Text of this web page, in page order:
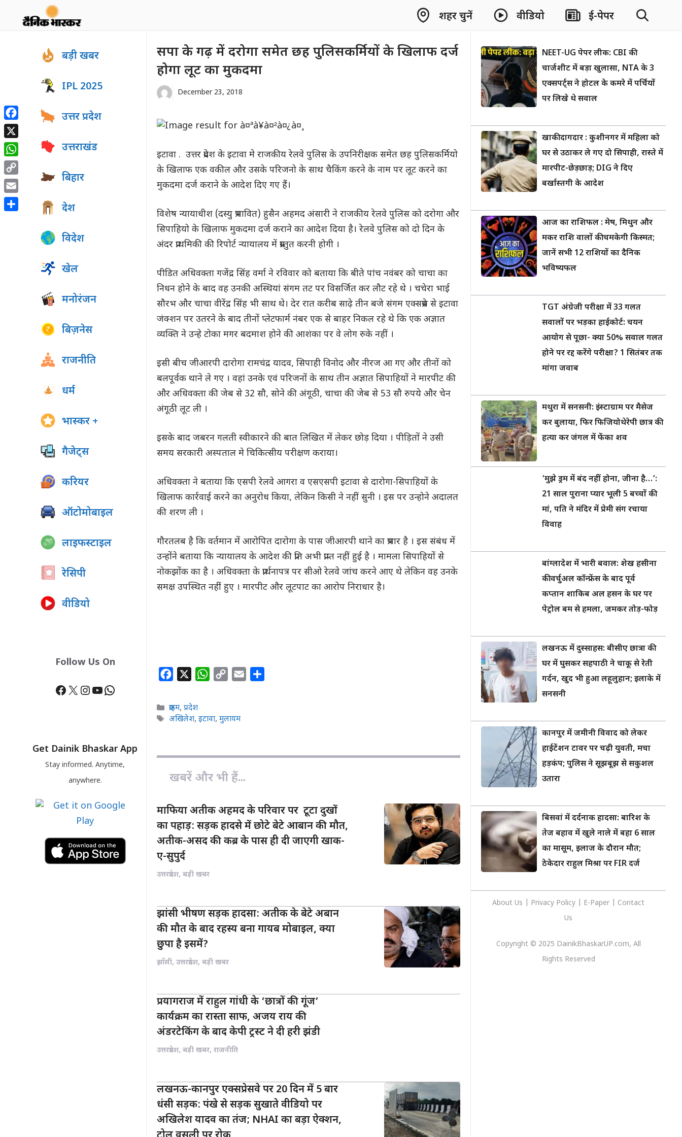
शहर चुनें वीडियो ई-पेपर
सपा के गढ़ में दरोगा समेत छह पुलिसकर्मियों के खिलाफ दर्ज
होगा लूट का मुकदमा
December 23, 2018
इटावा . उत्तर प्रदेश के इटावा मे राजकीय रेलवे पुलिस के उपनिरीक्षक समेत छह पुलिसकर्मियो
के खिलाफ एक वकील और उसके परिजनो के साथ चैकिंग करने के नाम पर लूट करने का
मुकदमा दर्ज कराने के आदेश दिए गए हैं।
विशेष न्यायाधीश (दस्यु प्रभावित) हुसैन अहमद अंसारी ने राजकीय रेलवे पुलिस को दरोगा और
सिपाहियो के खिलाफ मुकदमा दर्ज कराने का आदेश दिया है। रेलवे पुलिस को दो दिन के
अंदर प्राथमिकी की रिपोर्ट न्यायालय में प्रस्तुत करनी होगी ।
पीडित अधिवक्ता गजेंद्र सिंह वर्मा ने रविवार को बताया कि बीते पांच नवंबर को चाचा का
निधन होने के बाद वह उनकी अस्थियां संगम तट पर विसर्जित कर लौट रहे थे । चचेरा भाई
सौरभ और चाचा वीरेंद्र सिंह भी साथ थे। देर रात करीब साढ़े तीन बजे संगम एक्सप्रेस से इटावा
जंक्शन पर उतरने के बाद तीनों प्लेटफार्म नंबर एक से बाहर निकल रहे थे कि एक अज्ञात
व्यक्ति ने उन्हे टोका मगर बदमाश होने की आशंका पर वे लोग रुके नहीं ।
इसी बीच जीआरपी दारोगा रामचंद्र यादव, सिपाही विनोद और नीरज आ गए और तीनों को
बलपूर्वक थाने ले गए । वहां उनके एवं परिजनों के साथ तीन अज्ञात सिपाहियों ने मारपीट की
और अधिवक्ता की जेब से 32 सौ, सोने की अंगूठी, चाचा की जेब से 53 सौ रुपये और चेन
अंगूठी लूट ली ।
इसके बाद जबरन गलती स्वीकारने की बात लिखित में लेकर छोड़ दिया । पीड़ितों ने उसी
समय सरकारी अस्पताल मे चिकित्सीय परीक्षण कराया।
अधिवक्ता ने बताया कि एसपी रेलवे आगरा व एसएसपी इटावा से दारोगा-सिपाहियों के
खिलाफ कार्रवाई करने का अनुरोध किया, लेकिन किसी ने नहीं सुनी । इस पर उन्होने अदालत
की शरण ली ।
गौरतलब है कि वर्तमान में आरोपित दारोगा के पास जीआरपी थाने का प्रभार है । इस संबंध में
उन्होंने बताया कि न्यायालय के आदेश की प्रति अभी प्राप्त नहीं हुई है । मामला सिपाहियों से
नोकझोंक का है । अधिवक्ता के प्रार्थनापत्र पर सीओ रेलवे जांच करने आए थे लेकिन वह उनके
समक्ष उपस्थित नहीं हुए । मारपीट और लूटपाट का आरोप निराधार है।
e
o
k
W
t
p
p
y
n
k
Categories
क्राइम,प्रदेश
Tags
अखिलेश,इटावा,मुलायम
खबरें और भी हैं...
माफिया अतीक अहमद के परिवार पर टूटा दुखों
का पहाड़: सड़क हादसे में छोटे बेटे आबान की मौत,
अतीक-असद की कब्र के पास ही दी जाएगी खाक-
ए-सुपुर्द
उत्तरप्रदेश, बड़ी खबर
झांसी भीषण सड़क हादसा: अतीक के बेटे अबान
की मौत के बाद रहस्य बना गायब मोबाइल, क्या
छुपा है इसमें?
झाँसी, उत्तरप्रदेश, बड़ी खबर
प्रयागराज में राहुल गांधी के ‘छात्रों की गूंज’
कार्यक्रम का रास्ता साफ, अजय राय की
अंडरटेकिंग के बाद केपी ट्रस्ट ने दी हरी झंडी
उत्तरप्रदेश, बड़ी खबर, राजनीति
लखनऊ-कानपुर एक्सप्रेसवे पर 20 दिन में 5 बार
धंसी सड़क: पंखे से सड़क सुखाते वीडियो पर
अखिलेश यादव का तंज; NHAI का बड़ा ऐक्शन,
बड़ी खबर
IPL 2025
उत्तर प्रदेश
उत्तराखंड
बिहार
देश
विदेश
खेल
मनोरंजन
बिज़नेस
राजनीति
धर्म
भास्कर +
गैजेट्स
करियर
ऑटोमोबाइल
लाइफस्टाइल
रेसिपी
वीडियो
Follow Us On
Facebook
X Instagram
YouTube
WhatsApp
Get Dainik Bhaskar App
Stay informed. Anytime,
anywhere.
NEET-UG पेपर लीक: CBI की
चार्जशीट में बड़ा खुलासा, NTA के 3
एक्सपर्ट्स ने होटल के कमरे में पर्चियों
पर लिखे थे सवाल
खाकी दागदार : कुशीनगर में महिला को
घर से उठाकर ले गए दो सिपाही, रास्ते में
मारपीट-छेड़छाड़; DIG ने दिए
बर्खास्तगी के आदेश
आज का राशिफल : मेष, मिथुन और
मकर राशि वालों की चमकेगी किस्मत;
जानें सभी 12 राशियों का दैनिक
भविष्यफल
TGT अंग्रेजी परीक्षा में 33 गलत
सवालों पर भड़का हाईकोर्ट: चयन
आयोग से पूछा- क्या 50% सवाल गलत
होने पर रद्द करेंगे परीक्षा? 1 सितंबर तक
मांगा जवाब
मथुरा में सनसनी: इंस्टाग्राम पर मैसेज
कर बुलाया, फिर फिजियोथेरेपी छात्र की
हत्या कर जंगल में फेंका शव
‘मुझे ड्रम में बंद नहीं होना, जीना है…’:
21 साल पुराना प्यार भूली 5 बच्चों की
मां, पति ने मंदिर में प्रेमी संग रचाया
विवाह
बांग्लादेश में भारी बवाल: शेख हसीना
की वर्चुअल कॉन्फ्रेंस के बाद पूर्व
कप्तान शाकिब अल हसन के घर पर
पेट्रोल बम से हमला, जमकर तोड़-फोड़
लखनऊ में दुस्साहस: बीसीए छात्रा की
घर में घुसकर सहपाठी ने चाकू से रेती
गर्दन, खुद भी हुआ लहूलुहान; इलाके में
सनसनी
कानपुर में जमीनी विवाद को लेकर
हाईटेंशन टावर पर चढ़ी युवती, मचा
हड़कंप; पुलिस ने सूझबूझ से सकुशल
उतारा
बिसवां में दर्दनाक हादसा: बारिश के
तेज बहाव में खुले नाले में बहा 6 साल
का मासूम, इलाज के दौरान मौत;
ठेकेदार राहुल मिश्रा पर FIR दर्ज
About Us Privacy Policy E-Paper
Contact
Us
Copyright © 2025 DainikBhaskarUP.com, All
Rights Reserved
Facebook
X
WhatsApp
Copy
Link
Email